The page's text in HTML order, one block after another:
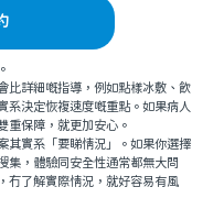
詳細嘅指導，例如點樣冰敷、飲
系決定恢複速度嘅重點。如果病人
重保障，就更加安心。
實系「要睇情況」。如果你選擇
集，體驗同安全性通常都無大問
冇了解實際情況，就好容易有風